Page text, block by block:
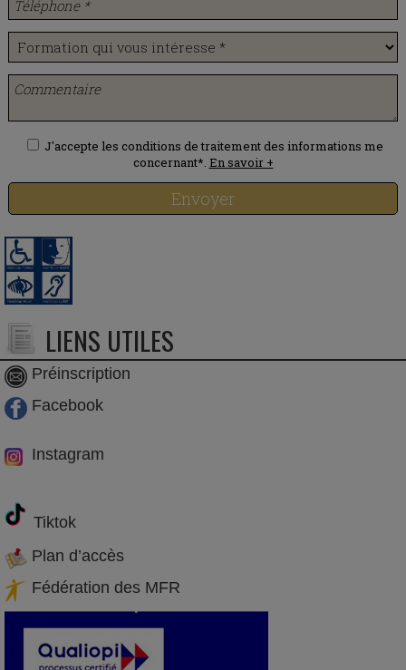
J'accepte les conditions de traitement des informations me
concernant*. En savoir +
Envoyer
LIENS UTILES
Préinscription
Facebook
Instagram
Tiktok
Plan d’accès
Fédération des MFR